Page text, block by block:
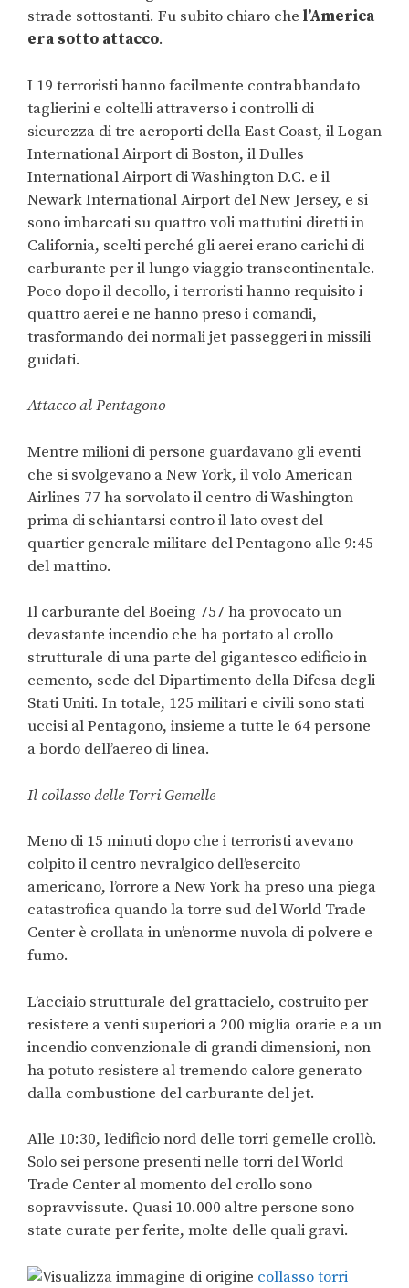
strade sottostanti. Fu subito chiaro che l’America
era sotto attacco.
I 19 terroristi hanno facilmente contrabbandato
taglierini e coltelli attraverso i controlli di
sicurezza di tre aeroporti della East Coast, il Logan
International Airport di Boston, il Dulles
International Airport di Washington D.C. e il
Newark International Airport del New Jersey, e si
sono imbarcati su quattro voli mattutini diretti in
California, scelti perché gli aerei erano carichi di
carburante per il lungo viaggio transcontinentale.
Poco dopo il decollo, i terroristi hanno requisito i
quattro aerei e ne hanno preso i comandi,
trasformando dei normali jet passeggeri in missili
guidati.
Attacco al Pentagono
Mentre milioni di persone guardavano gli eventi
che si svolgevano a New York, il volo American
Airlines 77 ha sorvolato il centro di Washington
prima di schiantarsi contro il lato ovest del
quartier generale militare del Pentagono alle 9:45
del mattino.
Il carburante del Boeing 757 ha provocato un
devastante incendio che ha portato al crollo
strutturale di una parte del gigantesco edificio in
cemento, sede del Dipartimento della Difesa degli
Stati Uniti. In totale, 125 militari e civili sono stati
uccisi al Pentagono, insieme a tutte le 64 persone
a bordo dell’aereo di linea.
Il collasso delle Torri Gemelle
Meno di 15 minuti dopo che i terroristi avevano
colpito il centro nevralgico dell’esercito
americano, l’orrore a New York ha preso una piega
catastrofica quando la torre sud del World Trade
Center è crollata in un’enorme nuvola di polvere e
fumo.
L’acciaio strutturale del grattacielo, costruito per
resistere a venti superiori a 200 miglia orarie e a un
incendio convenzionale di grandi dimensioni, non
ha potuto resistere al tremendo calore generato
dalla combustione del carburante del jet.
Alle 10:30, l’edificio nord delle torri gemelle crollò.
Solo sei persone presenti nelle torri del World
Trade Center al momento del crollo sono
sopravvissute. Quasi 10.000 altre persone sono
state curate per ferite, molte delle quali gravi.
collasso torri